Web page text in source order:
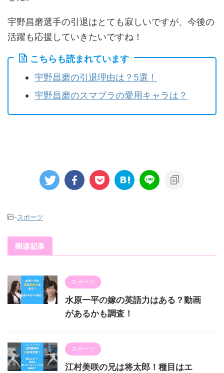
宇野昌磨選手の引退はとても寂しいですが、今後の
活躍も応援していきたいですね！
こちらも読まれています
宇野昌磨の引退理由は？5選！
宇野昌磨のスマブラの愛用キャラは？
-スポーツ
関連記事
スポーツ
水原一平の嫁の英語力はある？動画
があるかも調査！
スポーツ
江村美咲の兄は将太郎！種目はエ